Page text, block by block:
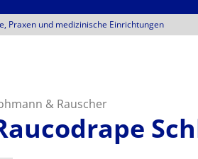
Praxen und medizinische Einrichtungen
& Rauscher